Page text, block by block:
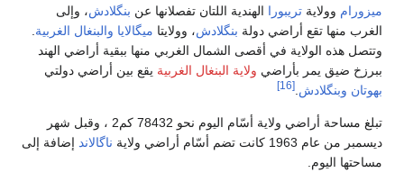
ميزوراموولايةتريبوراالهندية اللتان تفصلانها عن بنگلادش، وإلى
الغرب منها تقع أراضي دولةبنگلادش، وولايتاميگالايا والبنغال الغربية.
وتتصل هذه الولاية في أقصى الشمال الغربي منها ببقية أراضي الهند
ببرزخ ضيق يمر بأراضيولاية البنغال الغربيةيقع بين أراضي دولتي
بهوتان وبنگلادش.
تبلغ مساحة أراضي ولاية أسّام اليوم نحو 78432 كم2 ، وقبل شهر
ديسمبر من عام 1963 كانت تضم أسّام أراضي ولاية
ناگالاندإضافة إلى
مساحتها اليوم.